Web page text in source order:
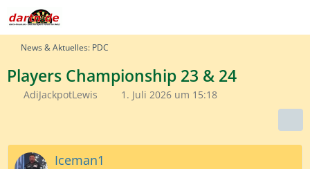
News & Aktuelles: PDC
Players Championship 23 & 24
AdiJackpotLewis 1. Juli 2026 um 15:18
Iceman1